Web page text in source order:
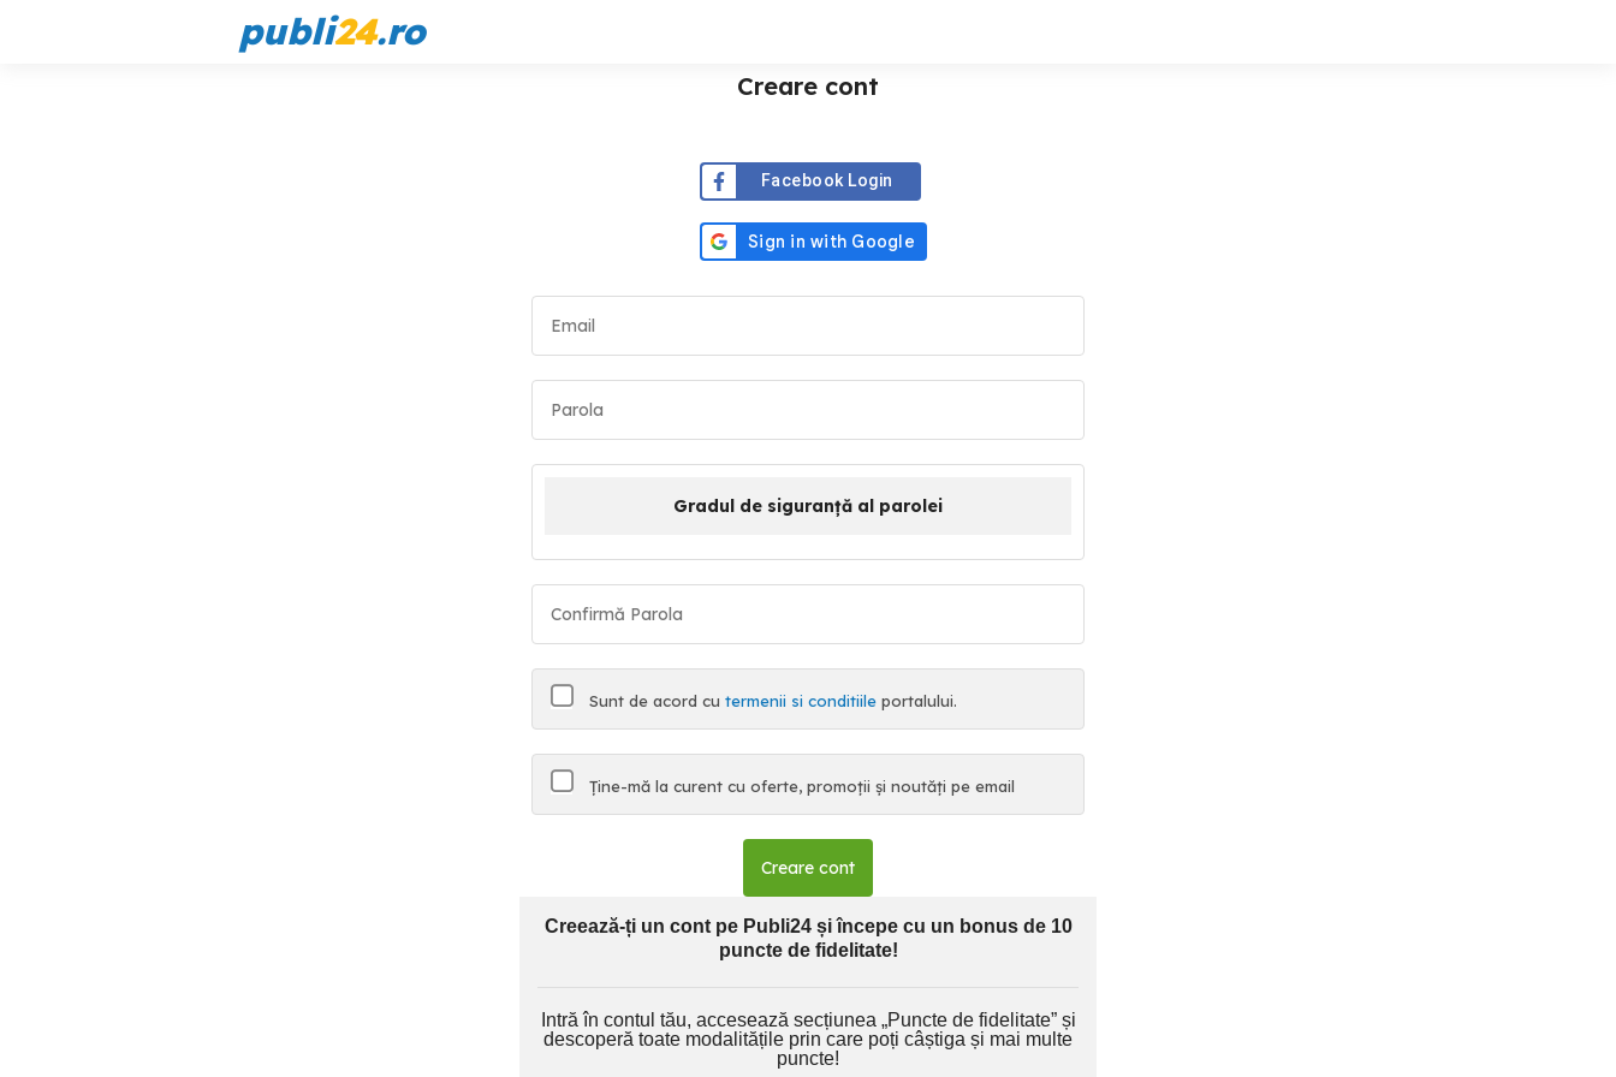
publi24.ro
Creare cont
Facebook Login
Gradul de siguranță al parolei
Sunt de acord cu termenii si conditiile portalului.
Ține-mă la curent cu oferte, promoții și noutăți pe email
Creare cont
Creează-ți un cont pe Publi24 și începe cu un bonus de 10
puncte de fidelitate!
Intră în contul tău, accesează secțiunea „Puncte de fidelitate” și
descoperă toate modalitățile prin care poți câștiga și mai multe
puncte!